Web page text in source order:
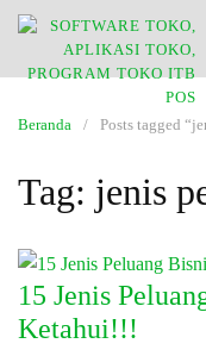
Beranda Posts tagged
Tag: jenis
15 Jenis
Ketahui!!!